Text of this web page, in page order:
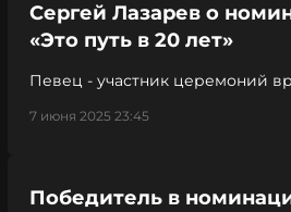
Сергей Лазарев о
«Это путь в 20 лет»
Певец - участник церемоний
7 июня 2025 23:45
Победитель в